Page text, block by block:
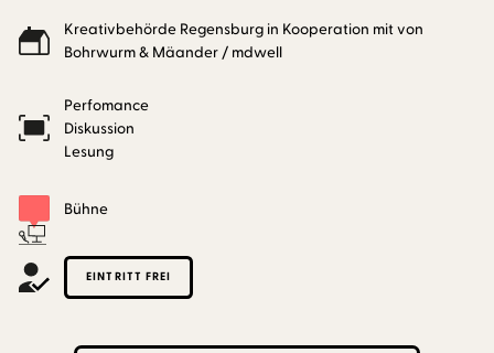
Kreativbehörde Regensburg in Kooperation mit von
Bohrwurm & Mäander / mdwell
Perfomance
Diskussion
Lesung
Bühne
EINTRITT FREI